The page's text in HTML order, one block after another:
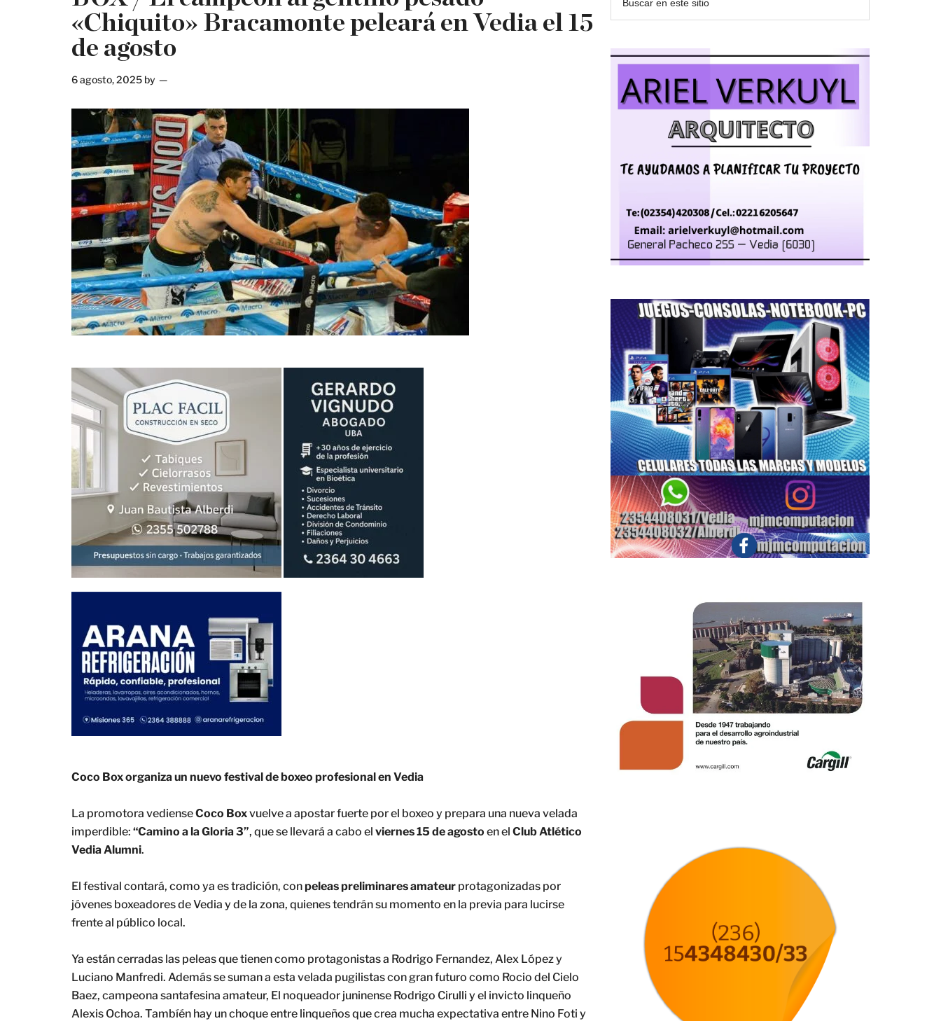
«Chiquito» Bracamonte peleará en Vedia el 15
de agosto
6 agosto, 2025 by
Coco Box organiza un nuevo festival de boxeo profesional en Vedia
La promotora vedienseCoco Boxvuelve a apostar fuerte por el boxeo y prepara una nueva velada
imperdible: “Camino a la Gloria 3”, que se llevará a cabo el viernes 15 de agosto en el Club Atlético
Vedia Alumni.
El festival contará, como ya es tradición, conpeleas preliminares amateur protagonizadas por
jóvenes boxeadores de Vedia y de la zona, quienes tendrán su momento en la previa para lucirse
frente al público local.
Ya están cerradas las peleas que tienen como protagonistas a Rodrigo Fernandez, Alex López y
Luciano Manfredi. Además se suman a esta velada pugilistas con gran futuro como Rocio del Cielo
Baez, campeona santafesina amateur, El noqueador juninense Rodrigo Cirulli y el invicto linqueño
Alexis Ochoa. Tambíén hay un choque entre linqueños que crea mucha expectativa entre Nino Foti y